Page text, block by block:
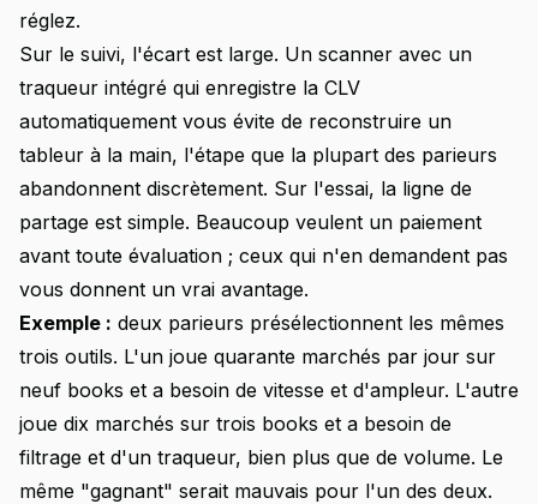
réglez.
Sur le suivi, l'écart est large. Un scanner avec un
traqueur intégré qui enregistre la CLV
automatiquement vous évite de reconstruire un
tableur à la main, l'étape que la plupart des parieurs
abandonnent discrètement. Sur l'essai, la ligne de
partage est simple. Beaucoup veulent un paiement
avant toute évaluation ; ceux qui n'en demandent pas
vous donnent un vrai avantage.
Exemple : deux parieurs présélectionnent les mêmes
trois outils. L'un joue quarante marchés par jour sur
neuf books et a besoin de vitesse et d'ampleur. L'autre
joue dix marchés sur trois books et a besoin de
filtrage et d'un traqueur, bien plus que de volume. Le
même "gagnant" serait mauvais pour l'un des deux.